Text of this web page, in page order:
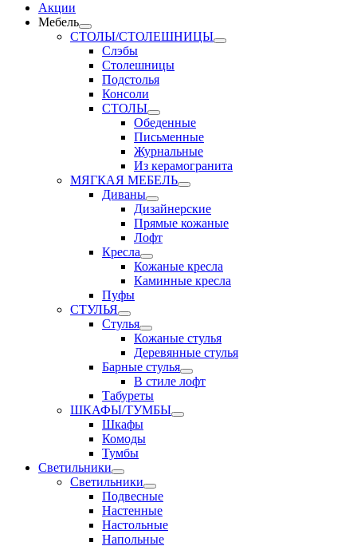
Акции
Мебель
СТОЛЫ/СТОЛЕШНИЦЫ
Слэбы
Столешницы
Подстолья
Консоли
СТОЛЫ
Обеденные
Письменные
Журнальные
Из керамогранита
МЯГКАЯ МЕБЕЛЬ
Диваны
Дизайнерские
Прямые кожаные
Лофт
Кресла
Кожаные кресла
Каминные кресла
Пуфы
СТУЛЬЯ
Стулья
Кожаные стулья
Деревянные стулья
Барные стулья
В стиле лофт
Табуреты
ШКАФЫ/ТУМБЫ
Шкафы
Комоды
Тумбы
Светильники
Светильники
Подвесные
Настенные
Настольные
Напольные